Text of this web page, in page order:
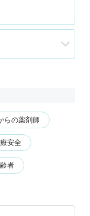
らの薬剤師
安全
者